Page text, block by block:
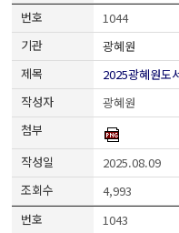
1044
광혜원
2025광혜원도
광혜원
2025.08.09
4,993
1043